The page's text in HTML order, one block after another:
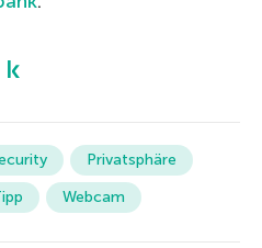
Privatsphäre
Webcam